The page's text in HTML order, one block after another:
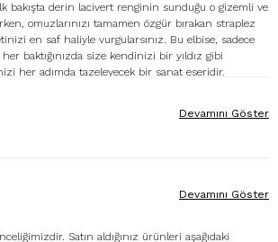
bakışta derin lacivert renginin sunduğu o gizemli ve
omuzlarınızı tamamen özgür bırakan straplez
en saf haliyle vurgularsınız. Bu elbise, sadece
baktığınızda size kendinizi bir yıldız gibi
her adımda tazeleyecek bir sanat eseridir.
çevrenize yayılan asalet, sizi tüm bakışların
Tasarımın teknik detaylarına ve kullanıcıya
dans edebilirsiniz. Elbisenin yere kadar
adeta bir kuğu gibi süzülmenizi sağlayan
görünümünüze lüks bir derinlik katar. Her adım
Devamını Göster
Satın aldığınız ürünleri aşağıdaki
Devamını Göster